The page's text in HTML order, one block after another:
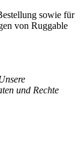
sowie für
von Ruggable
und Rechte